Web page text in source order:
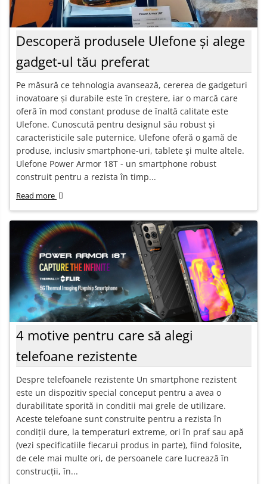
Descoperă produsele Ulefone și alege
gadget-ul tău preferat
Pe măsură ce tehnologia avansează, cererea de gadgeturi
inovatoare și durabile este în creștere, iar o marcă care
oferă în mod constant produse de înaltă calitate este
Ulefone. Cunoscută pentru designul său robust și
caracteristicile sale puternice, Ulefone oferă o gamă de
produse, inclusiv smartphone-uri, tablete și multe altele.
Ulefone Power Armor 18T - un smartphone robust
construit pentru a rezista în timp...
Read more
4 motive pentru care să alegi
telefoane rezistente
Despre telefoanele rezistente Un smartphone rezistent
este un dispozitiv special conceput pentru a avea o
durabilitate sporită in conditii mai grele de utilizare.
Aceste telefoane sunt construite pentru a rezista în
condiții dure, la temperaturi extreme, ori în praf sau apă
(vezi specificatiile fiecarui produs in parte), fiind folosite,
de cele mai multe ori, de persoanele care lucrează în
construcții, în...